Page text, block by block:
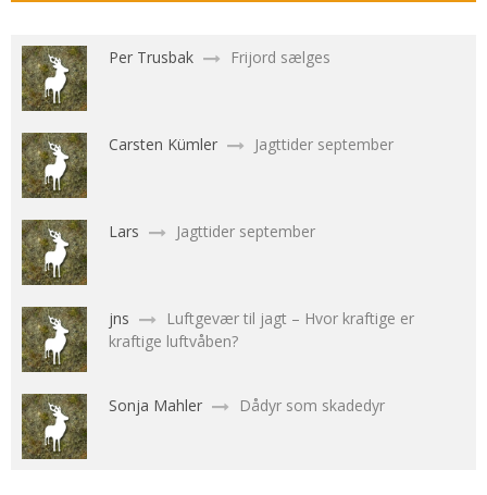
Per Trusbak Frijord sælges
Carsten Kümler Jagttider september
Lars Jagttider september
jns
Luftgevær til jagt – Hvor kraftige er
kraftige luftvåben?
Sonja Mahler Dådyr som skadedyr